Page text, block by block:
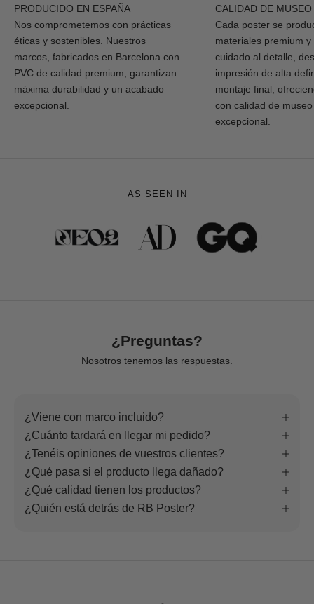
PRODUCIDO EN ESPAÑA
Nos comprometemos con prácticas
éticas y sostenibles. Nuestros
marcos, fabricados en Barcelona con
PVC de calidad premium, garantizan
máxima durabilidad y un acabado
excepcional.
CALIDAD DE MUSEO
Cada poster se
materiales premium
cuidado al detalle,
impresión de alta
montaje final,
con calidad de
excepcional.
AS SEEN IN
¿Preguntas?
Nosotros tenemos las respuestas.
¿Viene con marco incluido?
¿Cuánto tardará en llegar mi pedido?
¿Tenéis opiniones de vuestros clientes?
¿Qué pasa si el producto llega dañado?
¿Qué calidad tienen los productos?
¿Quién está detrás de RB Poster?